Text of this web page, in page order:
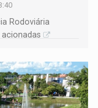
Rodoviária
acionadas